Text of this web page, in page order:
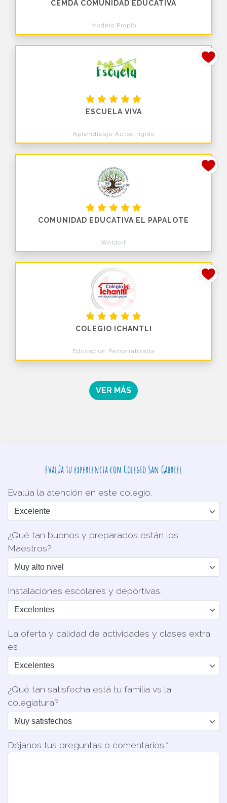
CEMDA COMUNIDAD EDUCATIVA
Modelo Propio
ESCUELA VIVA
Aprendizaje Autodirigido
COMUNIDAD EDUCATIVA EL PAPALOTE
Waldorf
COLEGIO ICHANTLI
Educación Personalizada
VER MÁS
Evalúa tu experiencia con Colegio San Gabriel
Evalúa la atención en este colegio.
¿Qué tan buenos y preparados están los
Maestros?
Instalaciones escolares y deportivas.
La oferta y calidad de actividades y clases extra
es
¿Qué tan satisfecha está tu familia vs la
colegiatura?
Déjanos tus preguntas o comentarios.*